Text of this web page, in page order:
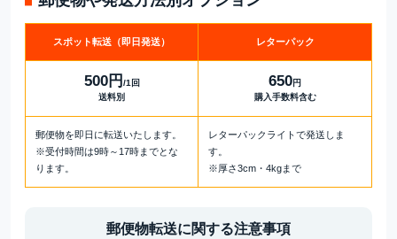
スポット転送 （即日発送） レターパック
500円 /1回
送料別
650円
購入手数料含む
郵便物を即日に転送いたします。
※受付時間は9時～17時までとな
ります。
レターパックライトで発送しま
す。
※厚さ3cm・4kgまで
郵便物転送に関する注意事項